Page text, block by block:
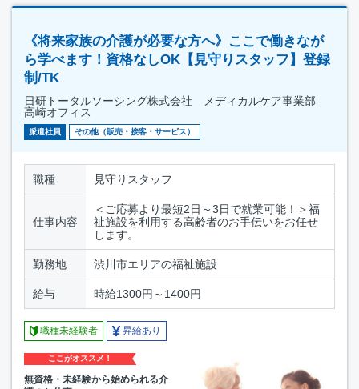
《将来家族の介護が必要な方へ》ここで働きなが
ら学べます！資格なしOK【見守りスタッフ】登録
制/TK
日研トータルソーシング株式会社 メディカルケア事業部
高崎オフィス
派遣社員 その他（販売・接客・サービス）
職種 見守りスタッフ
仕事内容
＜ご応募より最短2日～3日で就業可能！＞福
祉施設を利用する高齢者のお手伝いをお任せ
します。
勤務地 渋川市エリアの福祉施設
給与 時給1300円～1400円
職種未経験者 昇給あり
ここがオススメ！
無資格・未経験から始められる介